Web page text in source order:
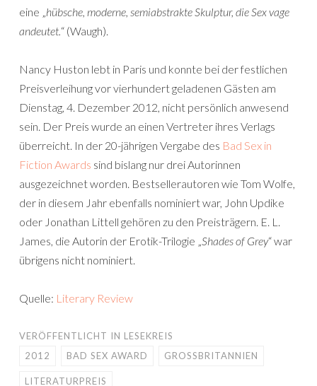
eine „hübsche, moderne, semiabstrakte Skulptur, die Sex vage
andeutet.“ (Waugh).
Nancy Huston lebt in Paris und konnte bei der festlichen
Preisverleihung vor vierhundert geladenen Gästen am
Dienstag, 4. Dezember 2012, nicht persönlich anwesend
sein. Der Preis wurde an einen Vertreter ihres Verlags
überreicht. In der 20-jährigen Vergabe des Bad Sex in
Fiction Awards sind bislang nur drei Autorinnen
ausgezeichnet worden. Bestsellerautoren wie Tom Wolfe,
der in diesem Jahr ebenfalls nominiert war, John Updike
oder Jonathan Littell gehören zu den Preisträgern. E. L.
James, die Autorin der Erotik-Trilogie „Shades of Grey“ war
übrigens nicht nominiert.
Quelle: Literary Review
VERÖFFENTLICHT IN LESEKREIS
2012
BAD SEX AWARD GROSSBRITANNIEN
LITERATURPREIS